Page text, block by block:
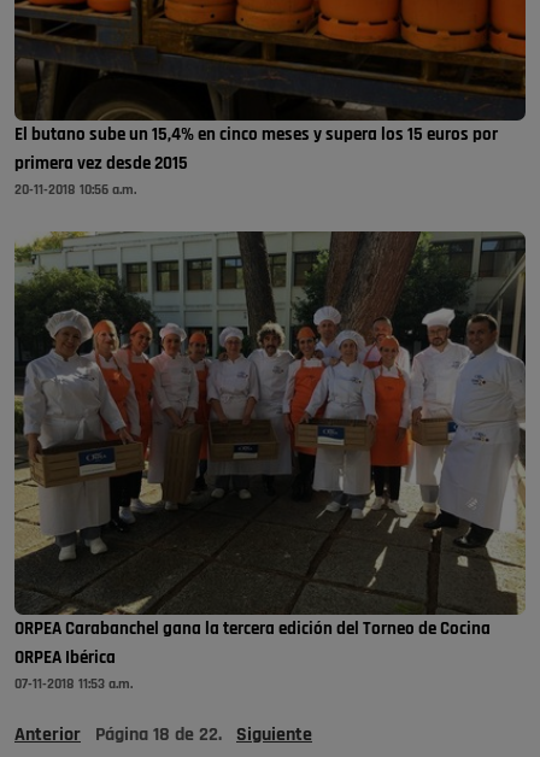
El butano sube un 15,4% en cinco meses y supera los 15 euros por
primera vez desde 2015
20-11-2018 10:56 a.m.
ORPEA Carabanchel gana la tercera edición del Torneo de Cocina
ORPEA Ibérica
07-11-2018 11:53 a.m.
Anterior Página 18 de 22. Siguiente